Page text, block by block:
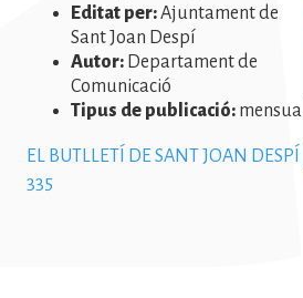
Editat per:Ajuntament de
Sant Joan Despí
Autor: Departament de
Comunicació
Tipus de publicació: mensual
EL BUTLLETÍ DE SANT JOAN DESPÍ |
335